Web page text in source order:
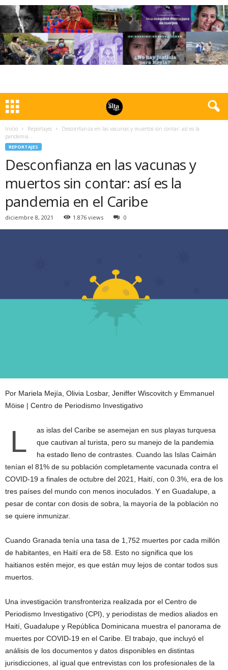
Inicio Reportajes
Desconfianza en las vacunas y muertos sin contar: así es la
pandemia...
REPORTAJES
Desconfianza en las vacunas y
muertos sin contar: así es la
pandemia en el Caribe
diciembre 8, 2021 1.876 views 0
Por Mariela Mejía, Olivia Losbar, Jeniffer Wiscovitch y Emmanuel
Möise | Centro de Periodismo Investigativo
L
as islas del Caribe se asemejan en sus playas turquesa
que cautivan al turista, pero su manejo de la pandemia
ha estado lleno de contrastes. Cuando las Islas Caimán
tenían el 81% de su población completamente vacunada contra el
COVID-19 a finales de octubre del 2021, Haití, con 0.3%, era de los
tres países del mundo con menos inoculados. Y en Guadalupe, a
pesar de contar con dosis de sobra, la mayoría de la población no
se quiere inmunizar.
Cuando Granada tenía una tasa de 1,752 muertes por cada millón
de habitantes, en Haití era de 58. Esto no significa que los
haitianos estén mejor, es que están muy lejos de contar todos sus
muertos.
Una investigación transfronteriza realizada por el Centro de
Periodismo Investigativo (CPI), y periodistas de medios aliados en
Haití, Guadalupe y República Dominicana muestra el panorama de
muertes por COVID-19 en el Caribe. El trabajo, que incluyó el
análisis de los documentos y datos disponibles en distintas
jurisdicciones, al igual que entrevistas con los profesionales de la